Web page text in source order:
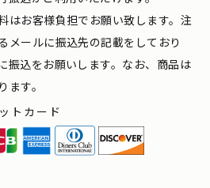
はお客様負担でお願い致します。注
メールに振込先の記載をしており
振込をお願いします。なお、商品は
す。
トカード